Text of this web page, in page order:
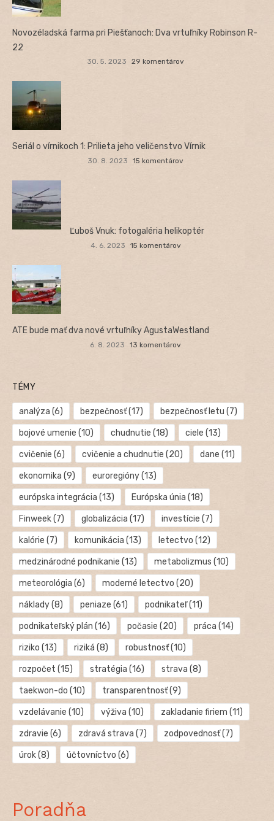
Novozéladská farma pri Piešťanoch: Dva vrtuľníky Robinson R-
22
30. 5. 2023 29 komentárov
Seriál o vírnikoch 1: Prilieta jeho veličenstvo Vírnik
30. 8. 2023 15 komentárov
Ľuboš Vnuk: fotogaléria helikoptér
4. 6. 2023 15 komentárov
ATE bude mať dva nové vrtuľníky AgustaWestland
6. 8. 2023 13 komentárov
TÉMY
analýza (6) bezpečnosť(17) bezpečnosť letu (7)
bojové umenie (10) chudnutie (18) ciele (13)
cvičenie (6) cvičenie a chudnutie (20) dane (11)
ekonomika (9) euroregióny(13)
európska integrácia (13) Európska únia (18)
Finweek(7) globalizácia (17) investície (7)
kalórie (7) komunikácia (13) letectvo (12)
medzinárodné podnikanie (13) metabolizmus (10)
meteorológia (6) moderné letectvo (20)
náklady(8) peniaze (61) podnikateľ(11)
podnikateľský plán (16) počasie (20) práca (14)
riziko (13) riziká (8) robustnosť(10)
rozpočet (15) stratégia (16) strava (8)
taekwon-do (10) transparentnosť(9)
vzdelávanie (10) výživa (10) zakladanie firiem (11)
zdravie (6) zdravá strava (7) zodpovednosť(7)
úrok(8) účtovníctvo (6)
Poradňa